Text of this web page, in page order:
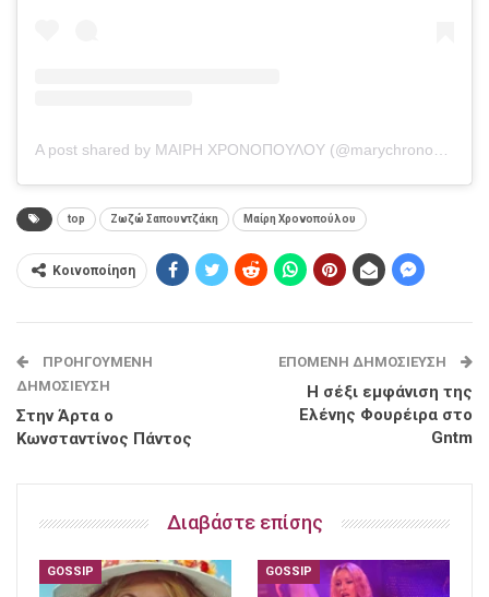
top Ζωζώ Σαπουντζάκη Μαίρη Χρονοπούλου
Κοινοποίηση
ΠΡΟΗΓΟΎΜΕΝΗ
ΔΗΜΟΣΊΕΥΣΗ
Στην Άρτα ο
Κωνσταντίνος Πάντος
ΕΠΌΜΕΝΗ ΔΗΜΟΣΊΕΥΣΗ
Η σέξι εμφάνιση της
Ελένης Φουρέιρα στο
Gntm
Διαβάστε επίσης
GOSSIP GOSSIP